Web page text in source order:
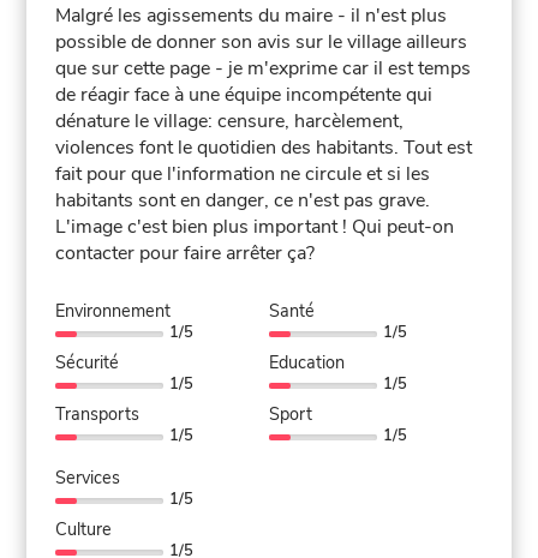
Malgré les agissements du maire - il n'est plus
possible de donner son avis sur le village ailleurs
que sur cette page - je m'exprime car il est temps
de réagir face à une équipe incompétente qui
dénature le village: censure, harcèlement,
violences font le quotidien des habitants. Tout est
fait pour que l'information ne circule et si les
habitants sont en danger, ce n'est pas grave.
L'image c'est bien plus important ! Qui peut-on
contacter pour faire arrêter ça?
Environnement
1/5
Sécurité
1/5
Transports
1/5
Santé
1/5
Education
1/5
Sport
1/5
Services
1/5
Culture
1/5